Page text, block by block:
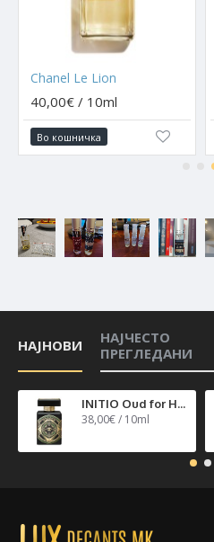
Chanel Le Lion
40,00€ / 10ml
Во кошничка
НАЈНОВИ
НАЈЧЕСТО
ПРЕГЛЕДАНИ
INITIO Oud for Happiness
38,00€ / 10ml